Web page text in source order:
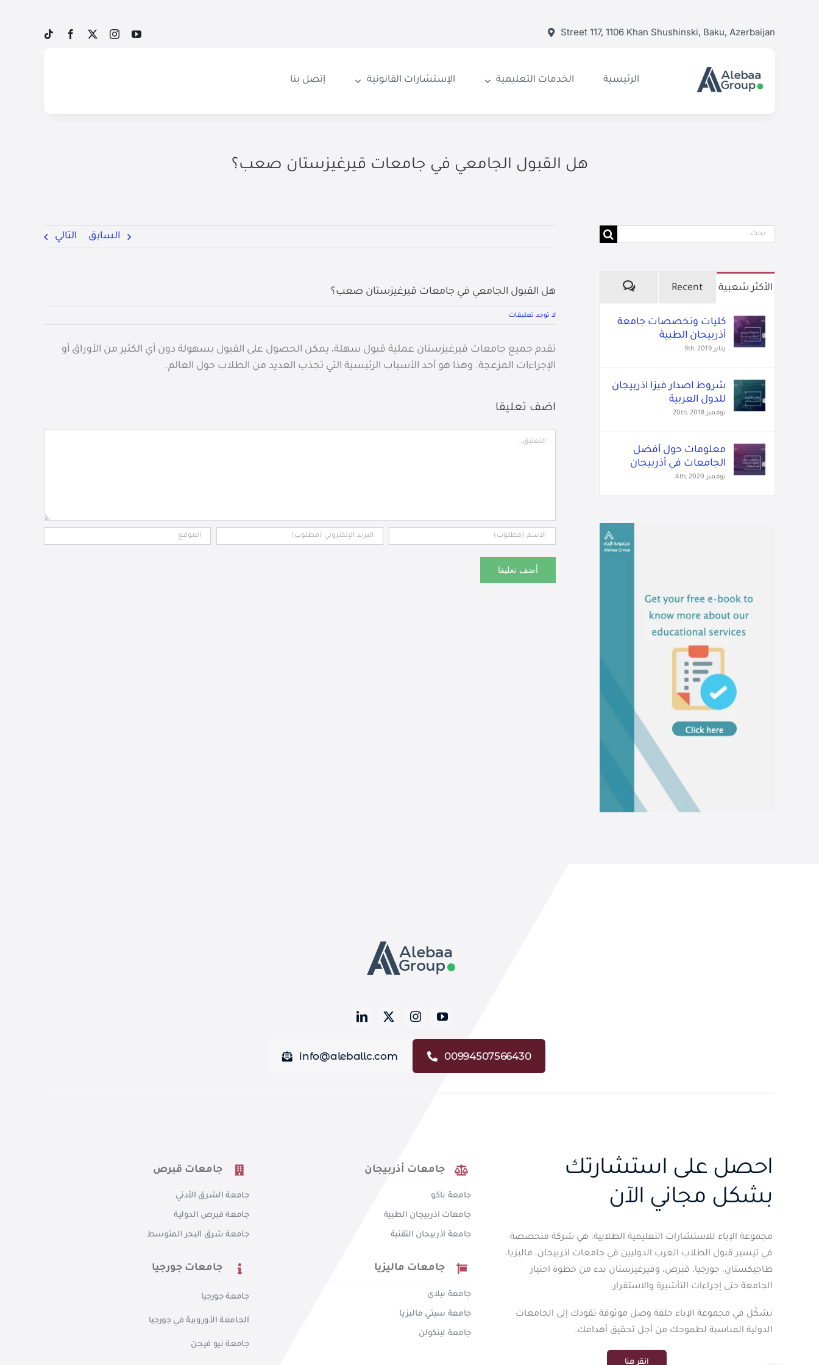
Street 117, 1106 Khan Shushinski, Baku, Azerbaijan
الرئيسية الخدمات التعليمية الإستشارات القانونية إتصل بنا
هل القبول الجامعي في جامعات قيرغيزستان صعب؟
السابق التالي
هل القبول الجامعي في جامعات قيرغيزستان صعب؟
لا توجد تعليقات
تقدم جميع جامعات قيرغيزستان عملية قبول سهلة، يمكن الحصول على القبول بسهولة دون أي الكثير من الأوراق أو
الإجراءات المزعجة. وهذا هو أحد الأسباب الرئيسية التي تجذب العديد من الطلاب حول العالم.
اضف تعليقا
تعليق
البحث
الأكثر شعبية Recent تعليقات
كليات وتخصصات جامعة
أذربيجان الطبية
يناير 9th, 2019
شروط اصدار فيزا اذربيجان
للدول العربية
نوفمبر 20th, 2018
معلومات حول أفضل
الجامعات في أذربيجان
نوفمبر 4th, 2020
00994507566430
info@aleballc.com
احصل على استشارتك
بشكل مجاني الآن
مجموعة الإباء للاستشارات التعليمية الطلابية. هي شركة متخصصة
في تيسير قبول الطلاب العرب الدوليين في جامعات اذربيجان، ماليزيا،
طاجيكستان، جورجيا، قبرص، وقيرغيزستان بدء من خطوة اختيار
الجامعة حتى إجراءات التأشيرة والاستقرار.
نشكّل في مجموعة الإباء حلقة وصل موثوقة تقودك إلى الجامعات
الدولية المناسبة لطموحك من أجل تحقيق أهدافك.
انقر هنا
جامعات أذربيجان
جامعة باكو
جامعات اذربيجان الطبية
جامعة اذربيجان التقنية
جامعات قبرص
جامعة الشرق الأدني
جامعة قبرص الدولية
جامعة شرق البحر المتوسط
جامعات ماليزيا
جامعة نيلاي
جامعة سيتي ماليزيا
جامعة لينكولن
جامعات جورجيا
جامعة جورجيا
الجامعة الأوروبية في جورجيا
جامعة نيو فيجن